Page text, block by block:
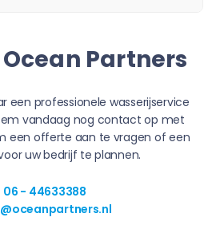
Partners
een professionele wasserijservice
vandaag nog contact op met
een offerte aan te vragen of een
uw bedrijf te plannen.
06 - 44633388